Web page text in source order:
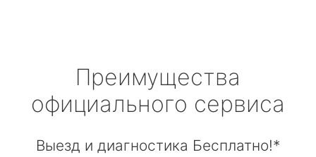
Преимущества
официального сервиса
Выезд и диагностика Бесплатно!*